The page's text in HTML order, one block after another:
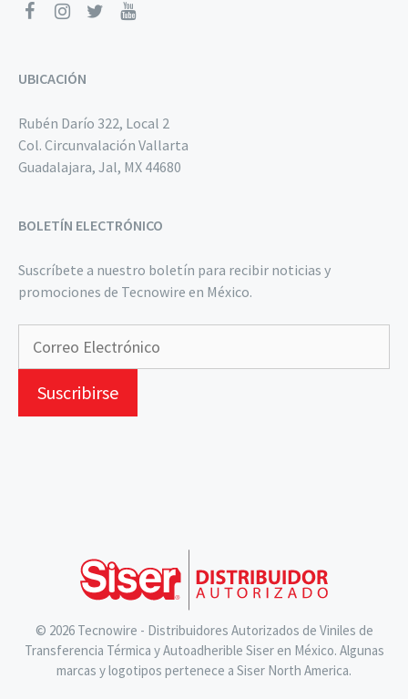
UBICACIÓN
Rubén Darío 322, Local 2
Col. Circunvalación Vallarta
Guadalajara, Jal, MX 44680
BOLETÍN ELECTRÓNICO
Suscríbete a nuestro boletín para recibir noticias y
promociones de Tecnowire en México.
© 2026 Tecnowire - Distribuidores Autorizados de Viniles de
Transferencia Térmica y Autoadherible Siser en México. Algunas
marcas y logotipos pertenece a Siser North America.